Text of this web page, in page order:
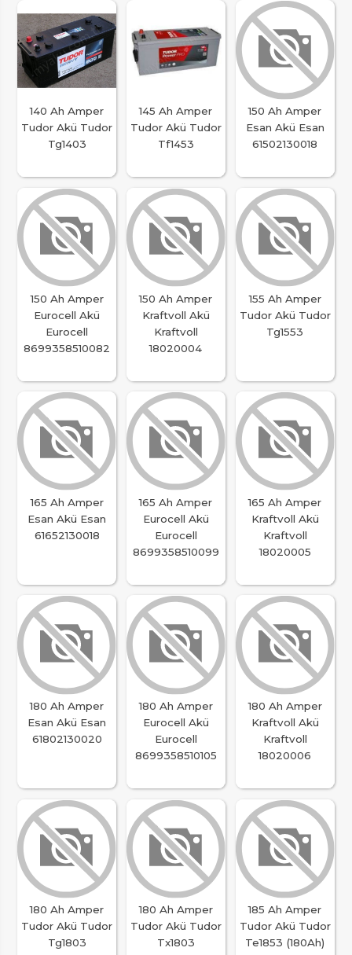
140 Ah Amper
Tudor Akü Tudor
Tg1403
145 Ah Amper
Tudor Akü Tudor
Tf1453
150 Ah Amper
Esan Akü Esan
61502130018
150 Ah Amper
Eurocell Akü
Eurocell
8699358510082
150 Ah Amper
Kraftvoll Akü
Kraftvoll
18020004
155 Ah Amper
Tudor Akü Tudor
Tg1553
165 Ah Amper
Esan Akü Esan
61652130018
165 Ah Amper
Eurocell Akü
Eurocell
8699358510099
165 Ah Amper
Kraftvoll Akü
Kraftvoll
18020005
180 Ah Amper
Esan Akü Esan
61802130020
180 Ah Amper
Eurocell Akü
Eurocell
8699358510105
180 Ah Amper
Kraftvoll Akü
Kraftvoll
18020006
180 Ah Amper
Tudor Akü Tudor
Tg1803
180 Ah Amper
Tudor Akü Tudor
Tx1803
185 Ah Amper
Tudor Akü Tudor
Te1853 (180Ah)